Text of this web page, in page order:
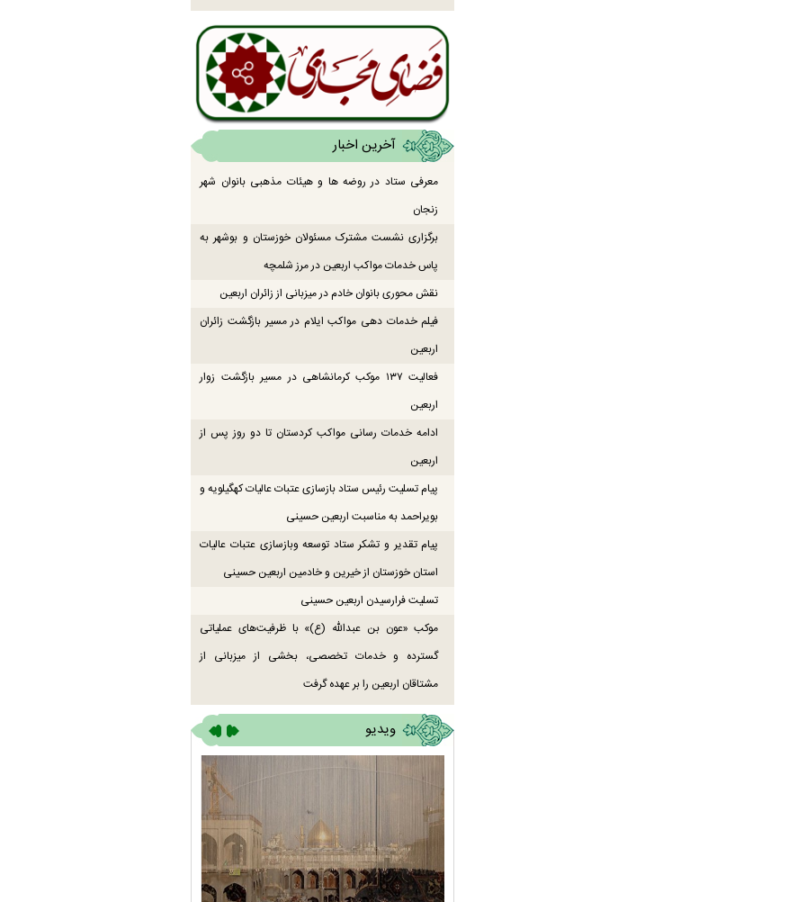
آخرین اخبار
معرفی ستاد در روضه ها و هیئات مذهبی بانوان شهر
زنجان
برگزاری نشست مشترک مسئولان خوزستان و بوشهر به
پاس خدمات مواکب اربعین در مرز شلمچه
نقش محوری بانوان خادم در میزبانی از زائران اربعین
فیلم خدمات دهی مواکب ایلام در مسیر بازگشت زائران
اربعین
فعالیت ۱۳۷ موکب کرمانشاهی در مسیر بازگشت زوار
اربعین
ادامه خدمات رسانی مواکب کردستان تا دو روز پس از
اربعین
پیام تسلیت رئیس ستاد بازسازی عتبات عالیات کهگیلویه و
بویراحمد به مناسبت اربعین حسینی
پیام تقدیر و تشکر ستاد توسعه وبازسازی عتبات عالیات
استان خوزستان از خیرین و خادمین اربعین حسینی
تسلیت فرارسیدن اربعین حسینی
موکب «عون بن عبدالله (ع)» با ظرفیت‌های عملیاتی
گسترده و خدمات تخصصی، بخشی از میزبانی از
مشتاقان اربعین را بر عهده گرفت
ویدیو